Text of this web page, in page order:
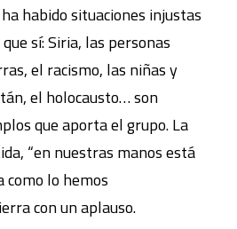
habido situaciones injustas
sí: Siria, las personas
el racismo, las niñas y
el holocausto… son
que aporta el grupo. La
“en nuestras manos está
como lo hemos
con un aplauso.